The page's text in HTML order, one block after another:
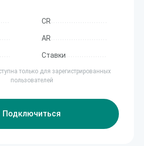
CR
AR
Ставки
только для зарегистрированных
пользователей
Подключиться